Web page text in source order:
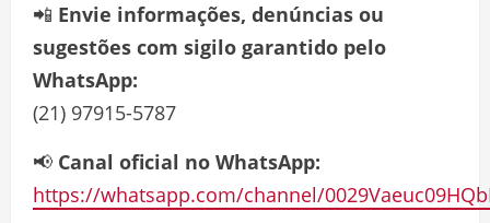
📲 Envie informações, denúncias ou
sugestões com sigilo garantido pelo
WhatsApp:
(21) 97915-5787
📢 Canal oficial no WhatsApp:
https://whatsapp.com/channel/